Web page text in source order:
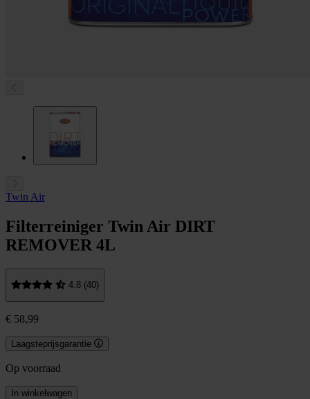
Twin Air
Filterreiniger Twin Air DIRT
REMOVER 4L
4.8 (40)
€ 58,99
Laagsteprijsgarantie
Op voorraad
In winkelwagen